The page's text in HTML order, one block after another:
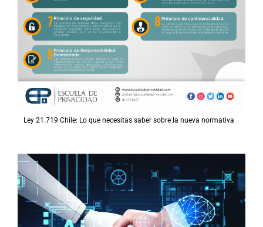
Ley 21.719 Chile: Lo que necesitas saber sobre la nueva normativa